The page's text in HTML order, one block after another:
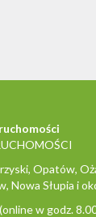
Opatów,
Nowa Słupia i
w godz.